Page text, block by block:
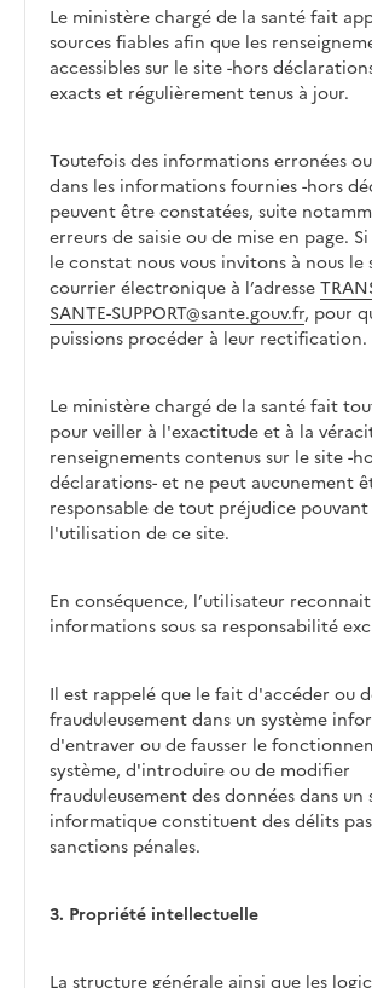
Le ministère chargé de la santé fait
sources fiables afin que les
accessibles sur le site -hors
exacts et régulièrement tenus à jour.
Toutefois des informations erronées
dans les informations fournies -hors
peuvent être constatées, suite
erreurs de saisie ou de mise en page.
le constat nous vous invitons à nous le
courrier électronique à l’adresse
SANTE-SUPPORT@sante.gouv.fr, pour
puissions procéder à leur rectification.
Le ministère chargé de la santé fait
pour veiller à l'exactitude et à la
renseignements contenus sur le site -
déclarations- et ne peut aucunement
responsable de tout préjudice
l'utilisation de ce site.
En conséquence, l’utilisateur
informations sous sa responsabilité
Il est rappelé que le fait d'accéder ou
frauduleusement dans un système
d'entraver ou de fausser le
système, d'introduire ou de modifier
frauduleusement des données dans un
informatique constituent des délits
sanctions pénales.
3. Propriété intellectuelle
La structure générale ainsi que les